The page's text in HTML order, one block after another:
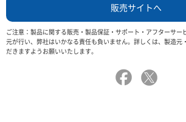
販売サイトへ
ご注意：製品に関する販売・製品保証・サポート・アフターサー
元が行い、弊社はいかなる責任も負いません。詳しくは、製造元
だきますようお願いいたします。